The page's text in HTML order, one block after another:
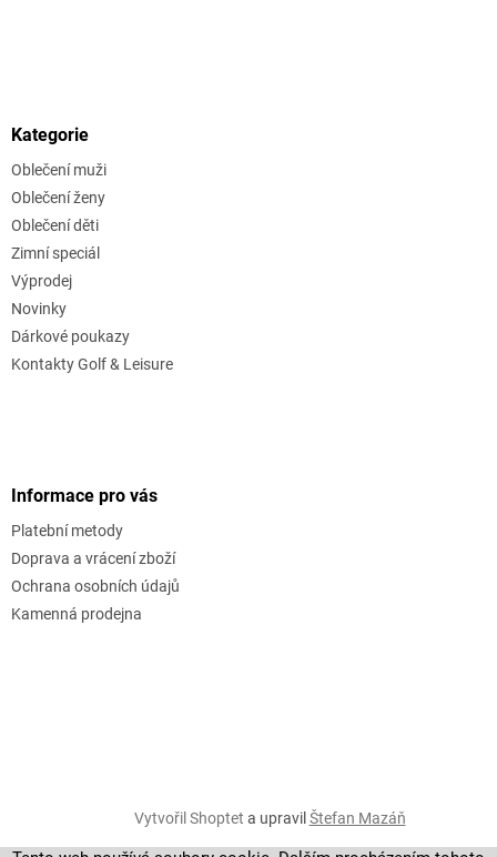
Kategorie
Oblečení muži
Oblečení ženy
Oblečení děti
Zimní speciál
Výprodej
Novinky
Dárkové poukazy
Kontakty Golf & Leisure
Informace pro vás
Platební metody
Doprava a vrácení zboží
Ochrana osobních údajů
Kamenná prodejna
Vytvořil Shoptet a upravil Štefan Mazáň